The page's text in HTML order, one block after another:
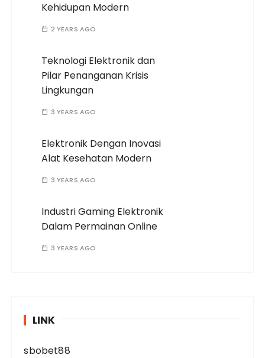
Kehidupan Modern
2 YEARS AGO
Teknologi Elektronik dan
Pilar Penanganan Krisis
Lingkungan
3 YEARS AGO
Elektronik Dengan Inovasi
Alat Kesehatan Modern
3 YEARS AGO
Industri Gaming Elektronik
Dalam Permainan Online
3 YEARS AGO
LINK
sbobet88